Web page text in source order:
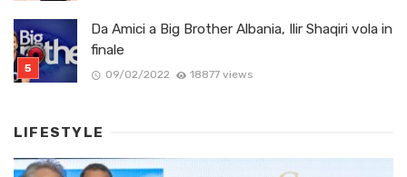
Da Amici a Big Brother Albania, Ilir Shaqiri vola in
finale
09/02/2022 18877 views
LIFESTYLE